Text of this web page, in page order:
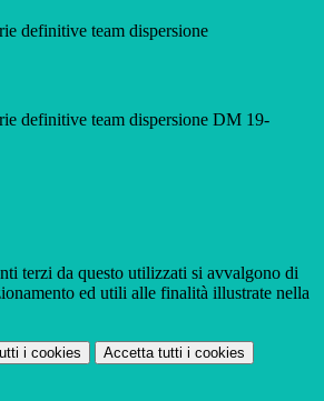
definitive team dispersione
definitive team dispersione DM 19-
terzi da questo utilizzati si avvalgono di
ed utili alle finalità illustrate nella
i cookies Accetta tutti i cookies